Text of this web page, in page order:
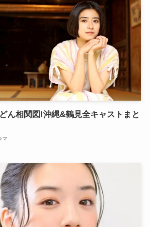
ん相関図!沖縄&鶴見全キャストまと
マ